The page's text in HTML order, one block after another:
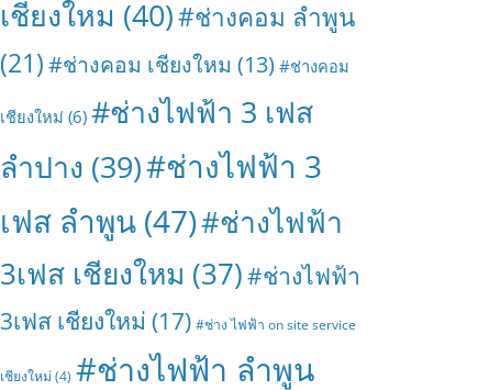
เชียงใหม (40)#ช่างคอม ลำพูน
(21)#ช่างคอม เชียงใหม (13) #ช่างคอม
เชียงใหม่ (6) #ช่างไฟฟ้า 3 เฟส
ลำปาง (39)#ช่างไฟฟ้า 3
เฟส ลำพูน (47)#ช่างไฟฟ้า
3เฟส เชียงใหม (37)#ช่างไฟฟ้า
3เฟส เชียงใหม่ (17) #ช่าง ไฟฟ้า on site service
เชียงใหม่ (4) #ช่างไฟฟ้า ลำพูน